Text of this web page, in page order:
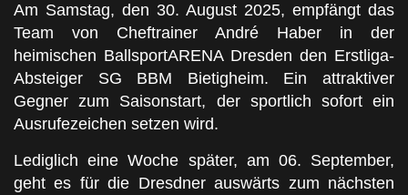
Am Samstag, den 30. August 2025, empfängt das
Team von Cheftrainer André Haber in der
heimischen BallsportARENA Dresden den Erstliga-
Absteiger SG BBM Bietigheim. Ein attraktiver
Gegner zum Saisonstart, der sportlich sofort ein
Ausrufezeichen setzen wird.
Lediglich eine Woche später, am 06. September,
geht es für die Dresdner auswärts zum nächsten